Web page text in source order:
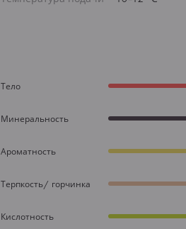
Тело
Минеральность
Ароматность
Терпкость/ горчинка
Кислотность